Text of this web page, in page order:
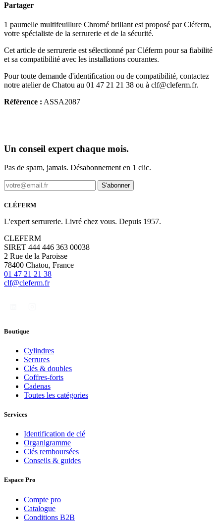
Partager
1 paumelle multifeuillure Chromé brillant est proposé par Cléferm,
votre spécialiste de la serrurerie et de la sécurité.
Cet article de serrurerie est sélectionné par Cléferm pour sa fiabilité
et sa compatibilité avec les installations courantes.
Pour toute demande d'identification ou de compatibilité, contactez
notre atelier de Chatou au 01 47 21 21 38 ou à clf@cleferm.fr.
Référence : ASSA2087
Un conseil expert chaque mois.
Pas de spam, jamais. Désabonnement en 1 clic.
S'abonner
CLÉFERM
L'expert serrurerie. Livré chez vous. Depuis 1957.
CLEFERM
SIRET 444 446 363 00038
2 Rue de la Paroisse
78400 Chatou, France
01 47 21 21 38
clf@cleferm.fr
Boutique
Cylindres
Serrures
Clés & doubles
Coffres-forts
Cadenas
Toutes les catégories
Services
Identification de clé
Organigramme
Clés remboursées
Conseils & guides
Espace Pro
Compte pro
Catalogue
Conditions B2B